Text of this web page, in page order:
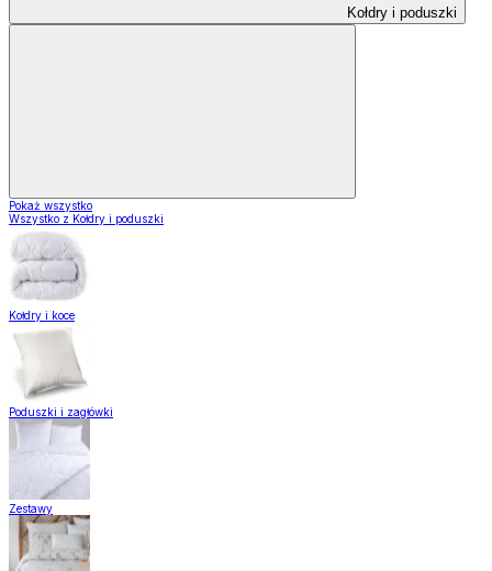
Kołdry i poduszki
Pokaż wszystko
Wszystko z Kołdry i poduszki
Kołdry i koce
Poduszki i zagłówki
Zestawy